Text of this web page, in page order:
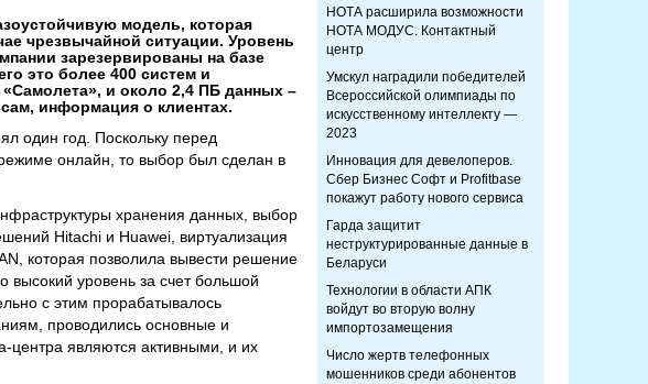
модель, которая
чрезвычайной ситуации. Уровень
зарезервированы на базе
это более 400 систем и
и около 2,4 ПБ данных –
информация о клиентах.
один год. Поскольку перед
онлайн, то выбор был сделан в
хранения данных, выбор
Hitachi и Huawei, виртуализация
которая позволила вывести решение
высокий уровень за счет большой
с этим прорабатывалось
проводились основные и
являются активными, и их
НОТА расширила возможности
НОТА МОДУС. Контактный
центр
Умскул наградили победителей
Всероссийской олимпиады по
искусственному интеллекту —
2023
Инновация для девелоперов.
Сбер Бизнес Софт и Profitbase
покажут работу нового сервиса
Гарда защитит
неструктурированные данные в
Беларуси
Технологии в области АПК
войдут во вторую волну
импортозамещения
Число жертв телефонных
мошенников среди абонентов